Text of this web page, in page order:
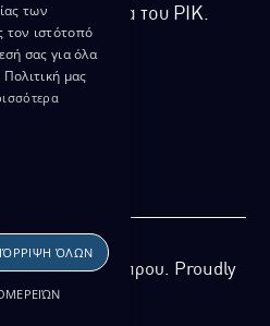
γραπτή άδεια του ΡΙΚ.
Ίδρυμα Κύπρου. Proudly
for ΡΙΚ
των
τον ιστότοπό
σας για όλα
μας
ΌΛΩΝ